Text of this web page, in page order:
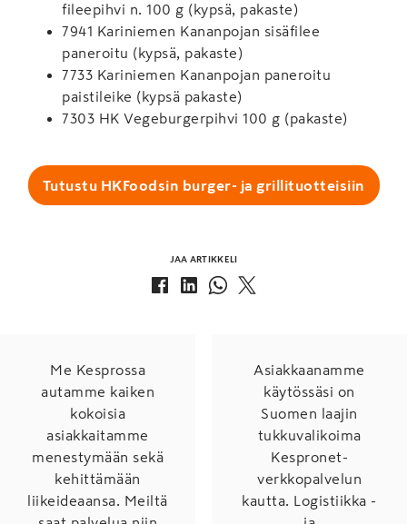
fileepihvi n. 100 g (kypsä, pakaste)
7941 Kariniemen Kananpojan sisäfilee
paneroitu (kypsä, pakaste)
7733 Kariniemen Kananpojan paneroitu
paistileike (kypsä pakaste)
7303 HK Vegeburgerpihvi 100 g (pakaste)
Tutustu HKFoodsin burger- ja grillituotteisiin
JAA ARTIKKELI
Me Kesprossa
autamme kaiken
kokoisia
asiakkaitamme
menestymään sekä
kehittämään
liikeideaansa. Meiltä
Asiakkaanamme
käytössäsi on
Suomen laajin
tukkuvalikoima
Kespronet-
verkkopalvelun
kautta. Logistiikka -